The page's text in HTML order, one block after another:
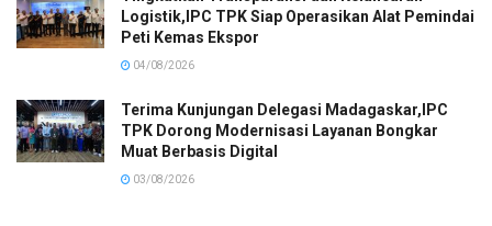
Logistik,IPC TPK Siap Operasikan Alat Pemindai
Peti Kemas Ekspor
04/08/2026
Terima Kunjungan Delegasi Madagaskar,IPC
TPK Dorong Modernisasi Layanan Bongkar
Muat Berbasis Digital
03/08/2026